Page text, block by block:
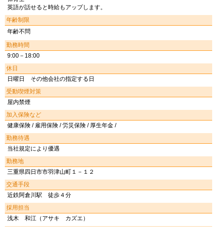
英語が話せると時給もアップします。
年齢制限
年齢不問
勤務時間
9:00－18:00
休日
日曜日 その他会社の指定する日
受動喫煙対策
屋内禁煙
加入保険など
健康保険 / 雇用保険 / 労災保険 / 厚生年金 /
勤務待遇
当社規定により優遇
勤務地
三重県四日市市羽津山町１－１２
交通手段
近鉄阿倉川駅 徒歩４分
採用担当
浅木 和江（アサキ カズエ）